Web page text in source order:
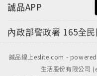
誠品APP
內政部警政署 165全
誠品線上eslite.com -
生活股份有限公司